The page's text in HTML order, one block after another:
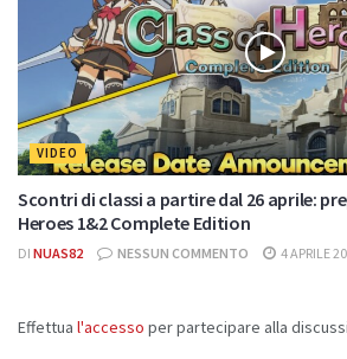
VIDEO
Scontri di classi a partire dal 26 aprile:
Heroes 1&2 Complete Edition
DI NUAS82 NESSUN COMMENTO 4 APRILE
Effettua l'accesso per partecipare alla